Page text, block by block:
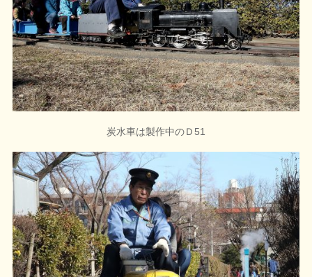
炭水車は製作中のＤ51